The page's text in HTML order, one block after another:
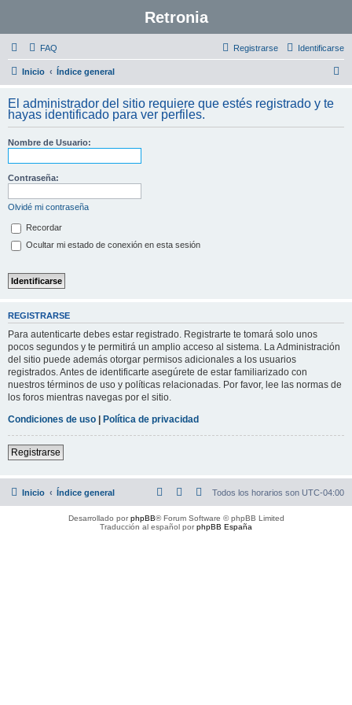
Retronia
FAQ Identificarse
Registrarse
Inicio Índice general
c
El administrador del sitio requiere que estés registrado y te
hayas identificado para ver perfiles.
Nombre de Usuario:
Contraseña:
Olvidé mi contraseña
Recordar
Ocultar mi estado de conexión en esta sesión
REGISTRARSE
Para autenticarte debes estar registrado. Registrarte te tomará solo unos
pocos segundos y te permitirá un amplio acceso al sistema. La Administración
del sitio puede además otorgar permisos adicionales a los usuarios
registrados. Antes de identificarte asegúrete de estar familiarizado con
nuestros términos de uso y políticas relacionadas. Por favor, lee las normas de
los foros mientras navegas por el sitio.
Condiciones de uso | Política de privacidad
Registrarse
Inicio Índice general Todos los horarios son UTC-04:00
Desarrollado porphpBB® Forum Software © phpBB Limited
Traducción al español porphpBB España